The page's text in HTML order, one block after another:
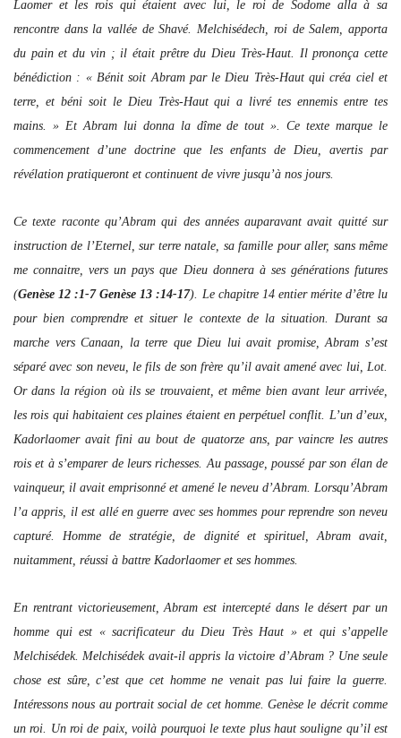
Laomer et les rois qui étaient avec lui, le roi de Sodome alla à sa
rencontre dans la vallée de Shavé. Melchisédech, roi de Salem, apporta
du pain et du vin ; il était prêtre du Dieu Très-Haut. Il prononça cette
bénédiction : « Bénit soit Abram par le Dieu Très-Haut qui créa ciel et
terre, et béni soit le Dieu Très-Haut qui a livré tes ennemis entre tes
mains. » Et Abram lui donna la dîme de tout ». Ce texte marque le
commencement d’une doctrine que les enfants de Dieu, avertis par
révélation pratiqueront et continuent de vivre jusqu’à nos jours.
Ce texte raconte qu’Abram qui des années auparavant avait quitté sur
instruction de l’Eternel, sur terre natale, sa famille pour aller, sans même
me connaitre, vers un pays que Dieu donnera à ses générations futures
(Genèse 12 :1-7 Genèse 13 :14-17). Le chapitre 14 entier mérite d’être lu
pour bien comprendre et situer le contexte de la situation. Durant sa
marche vers Canaan, la terre que Dieu lui avait promise, Abram s’est
séparé avec son neveu, le fils de son frère qu’il avait amené avec lui, Lot.
Or dans la région où ils se trouvaient, et même bien avant leur arrivée,
les rois qui habitaient ces plaines étaient en perpétuel conflit. L’un d’eux,
Kadorlaomer avait fini au bout de quatorze ans, par vaincre les autres
rois et à s’emparer de leurs richesses. Au passage, poussé par son élan de
vainqueur, il avait emprisonné et amené le neveu d’Abram. Lorsqu’Abram
l’a appris, il est allé en guerre avec ses hommes pour reprendre son neveu
capturé. Homme de stratégie, de dignité et spirituel, Abram avait,
nuitamment, réussi à battre Kadorlaomer et ses hommes.
En rentrant victorieusement, Abram est intercepté dans le désert par un
homme qui est « sacrificateur du Dieu Très Haut » et qui s’appelle
Melchisédek. Melchisédek avait-il appris la victoire d’Abram ? Une seule
chose est sûre, c’est que cet homme ne venait pas lui faire la guerre.
Intéressons nous au portrait social de cet homme. Genèse le décrit comme
un roi. Un roi de paix, voilà pourquoi le texte plus haut souligne qu’il est